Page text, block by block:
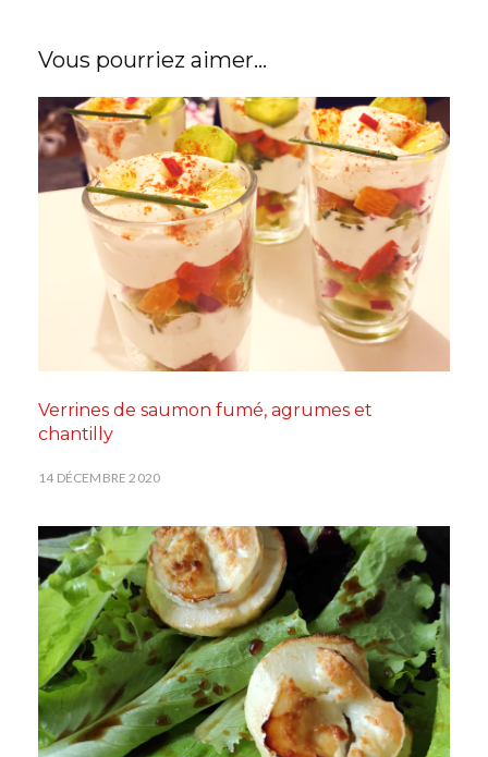
Vous pourriez aimer...
Verrines de saumon fumé, agrumes et
chantilly
14 DÉCEMBRE 2020